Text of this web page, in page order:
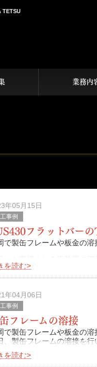
TETSU
業務内
年05月15日
事例
フラットバー
で製缶フレームや板金の溶
はこちらの成果物について
を読む>
年04月06日
事例
フレームの溶接
で製缶フレームや板金の溶
、製缶フレームの溶接を
は、元々の繋がりのあった
を読む>